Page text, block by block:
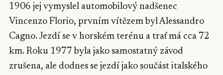
1906 jej vymyslel automobilový nadšenec
Vincenzo Florio, prvním vítězem byl Alessandro
Cagno. Jezdí se v horském terénu a trať má cca 72
km. Roku 1977 byla jako samostatný závod
zrušena, ale dodnes se jezdí jako součást italského